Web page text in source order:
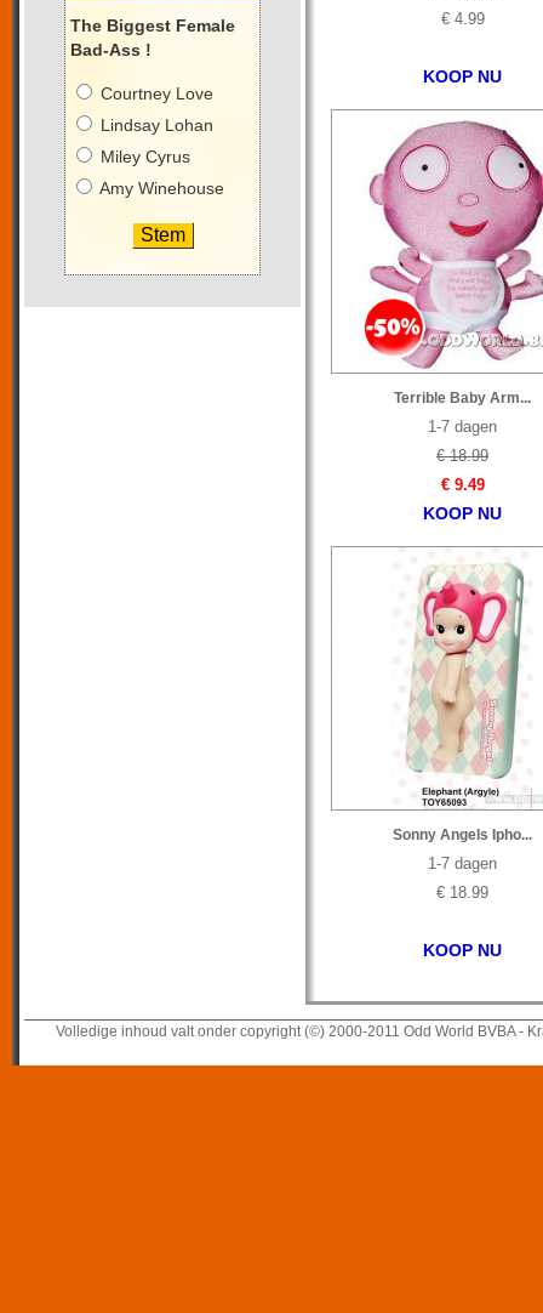
€ 4.99
KOOP NU
Terrible Baby Arm...
1-7 dagen
€ 18.99
€ 9.49
KOOP NU
Sonny Angels Ipho...
1-7 dagen
€ 18.99
KOOP NU
The Biggest Female
Bad-Ass !
Courtney Love
Lindsay Lohan
Miley Cyrus
Amy Winehouse
Volledige inhoud valt onder copyright (©) 2000-2011 Odd World BVBA -